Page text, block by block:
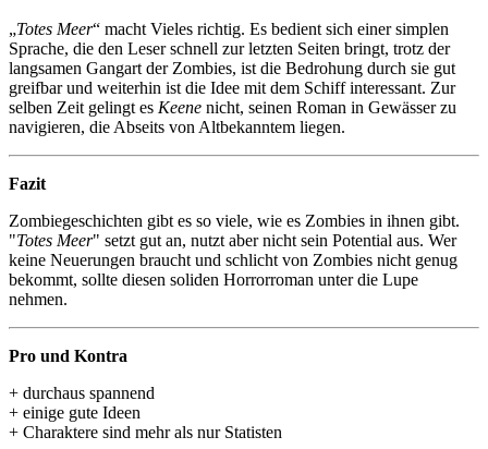
„Totes Meer“ macht Vieles richtig. Es bedient sich einer simplen
Sprache, die den Leser schnell zur letzten Seiten bringt, trotz der
langsamen Gangart der Zombies, ist die Bedrohung durch sie gut
greifbar und weiterhin ist die Idee mit dem Schiff interessant. Zur
selben Zeit gelingt es Keene nicht, seinen Roman in Gewässer zu
navigieren, die Abseits von Altbekanntem liegen.
Fazit
Zombiegeschichten gibt es so viele, wie es Zombies in ihnen gibt.
"Totes Meer" setzt gut an, nutzt aber nicht sein Potential aus. Wer
keine Neuerungen braucht und schlicht von Zombies nicht genug
bekommt, sollte diesen soliden Horrorroman unter die Lupe
nehmen.
Pro und Kontra
+ durchaus spannend
+ einige gute Ideen
+ Charaktere sind mehr als nur Statisten